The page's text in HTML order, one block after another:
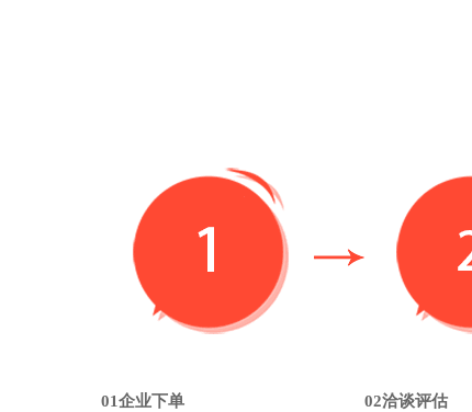
01企业下单 02洽谈评估